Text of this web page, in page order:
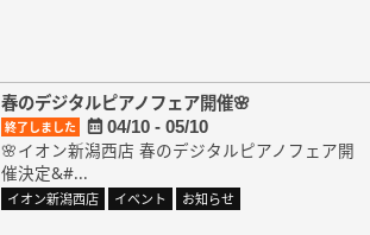
春のデジタルピアノフェア開催🌸
終了しました 04/10 - 05/10
🌸イオン新潟西店 春のデジタルピアノフェア開
催決定&#...
イオン新潟西店 イベント お知らせ